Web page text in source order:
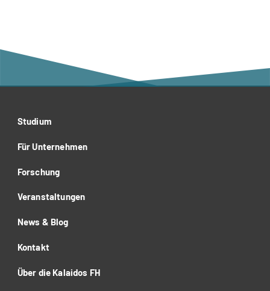
Studium
Für Unternehmen
Forschung
Veranstaltungen
News & Blog
Kontakt
Über die Kalaidos FH